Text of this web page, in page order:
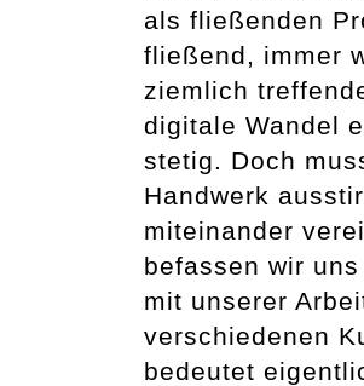
als fließenden
fließend, immer
ziemlich
digitale Wandel
stetig. Doch
Handwerk
miteinander
befassen wir
mit unserer
verschiedenen
bedeutet